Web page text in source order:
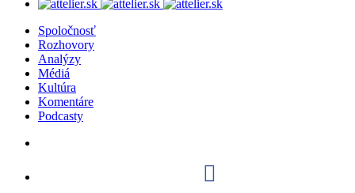
Spoločnosť
Rozhovory
Analýzy
Médiá
Kultúra
Komentáre
Podcasty